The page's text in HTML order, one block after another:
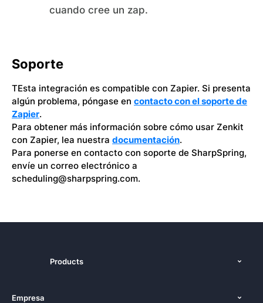
cuando cree un zap.
Soporte
TEsta integración es compatible con Zapier. Si presenta
algún problema, póngase en contacto con el soporte de
Zapier.
Para obtener más información sobre cómo usar Zenkit
con Zapier, lea nuestra documentación.
Para ponerse en contacto con soporte de SharpSpring,
envíe un correo electrónico a
scheduling@sharpspring.com.
Products
Empresa